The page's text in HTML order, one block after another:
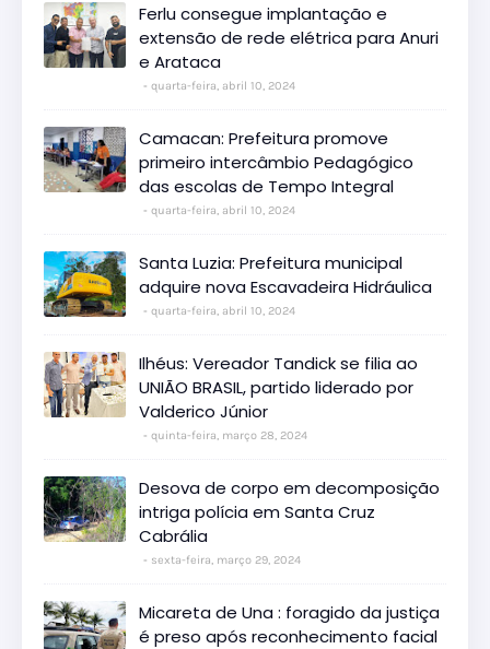
Ferlu consegue implantação e
extensão de rede elétrica para Anuri
e Arataca
quarta-feira, abril 10, 2024
Camacan: Prefeitura promove
primeiro intercâmbio Pedagógico
das escolas de Tempo Integral
quarta-feira, abril 10, 2024
Santa Luzia: Prefeitura municipal
adquire nova Escavadeira Hidráulica
quarta-feira, abril 10, 2024
Ilhéus: Vereador Tandick se filia ao
UNIÃO BRASIL, partido liderado por
Valderico Júnior
quinta-feira, março 28, 2024
Desova de corpo em decomposição
intriga polícia em Santa Cruz
Cabrália
sexta-feira, março 29, 2024
Micareta de Una : foragido da justiça
é preso após reconhecimento facial